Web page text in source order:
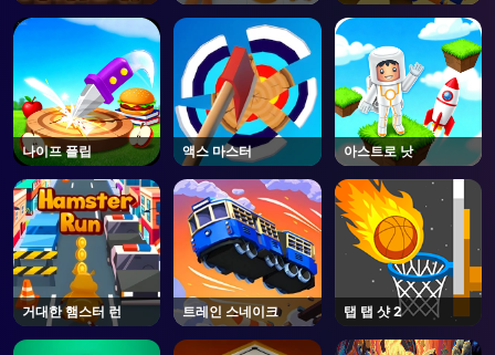
스
나이프 플립 액스 마스터 아스트로 낫
거대한 햄스터 런 트레인 스네이크 탭 탭 샷 2